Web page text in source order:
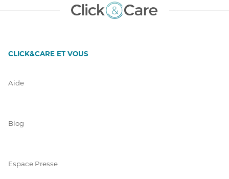
CLICK&CARE ET VOUS
Aide
Blog
Espace Presse